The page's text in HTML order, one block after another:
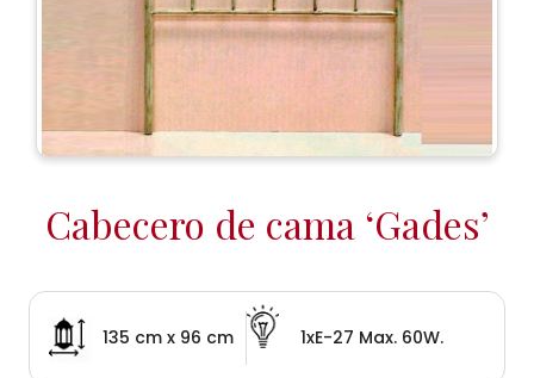
Cabecero de cama ‘Gades’
135 cm x 96 cm 1xE-27 Max. 60W.